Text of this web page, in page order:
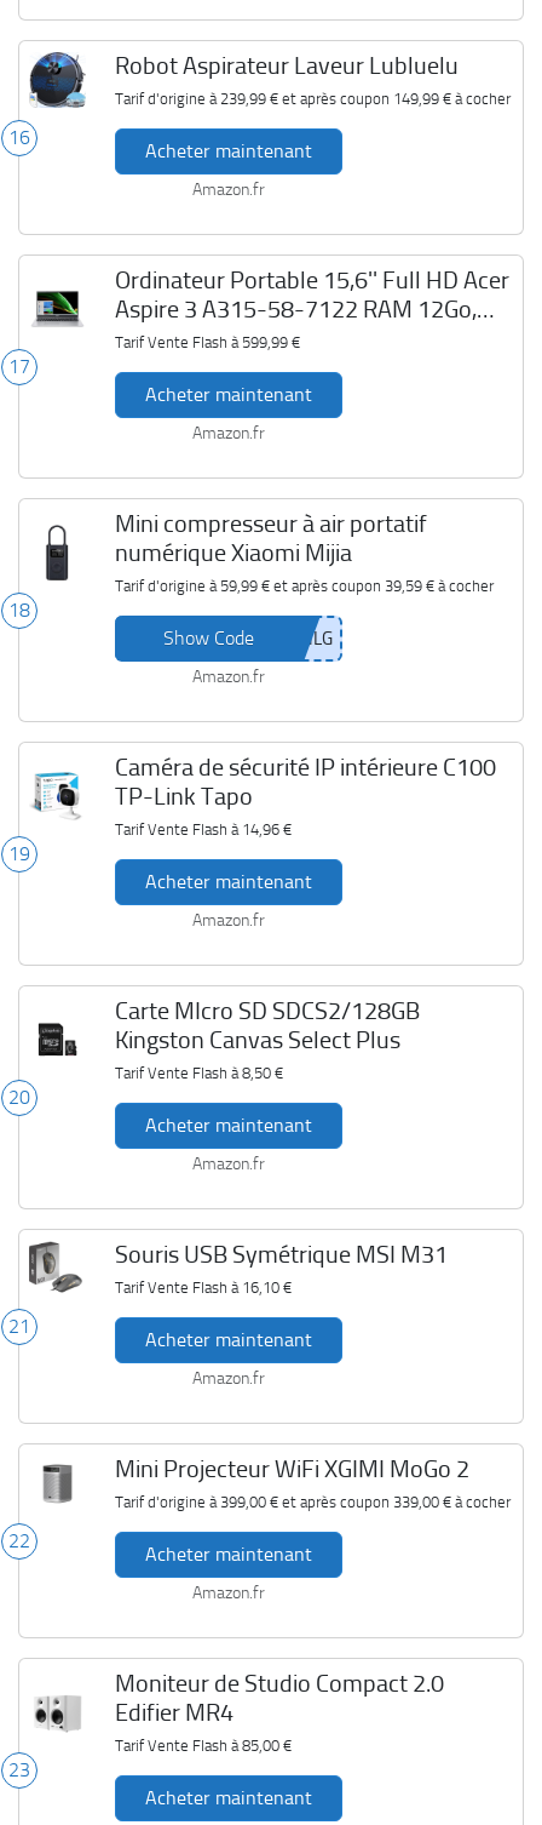
16
Robot Aspirateur Laveur Lubluelu
Tarif d'origine à 239,99 €et après coupon 149,99 €à cocher
Acheter maintenant
Amazon.fr
17
Ordinateur Portable 15,6'' Full HD Acer
Aspire 3 A315-58-7122 RAM 12Go,
SSD 512Go
Tarif Vente Flash à 599,99 €
Acheter maintenant
Amazon.fr
18
Mini compresseur à air portatif
numérique Xiaomi Mijia
Tarif d'origine à 59,99 €et après coupon 39,59 €à cocher
Show Code
Amazon.fr
19
Caméra de sécurité IP intérieure C100
TP-Link Tapo
Tarif Vente Flash à 14,96 €
Acheter maintenant
Amazon.fr
20
Carte MIcro SD SDCS2/128GB
Kingston Canvas Select Plus
Tarif Vente Flash à8,50 €
Acheter maintenant
Amazon.fr
21
Souris USB Symétrique MSI M31
Tarif Vente Flash à 16,10 €
Acheter maintenant
Amazon.fr
22
Mini Projecteur WiFi XGIMI MoGo 2
Tarif d'origine à 399,00 €et après coupon 339,00 €à cocher
Acheter maintenant
Amazon.fr
23
Moniteur de Studio Compact 2.0
Edifier MR4
Tarif Vente Flash à85,00 €
Acheter maintenant